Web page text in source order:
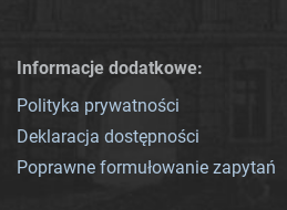
Informacje dodatkowe:
Polityka prywatności
Deklaracja dostępności
Poprawne formułowanie zapytań